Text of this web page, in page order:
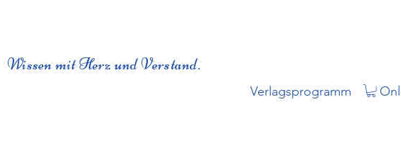
Wissen mit Herz und Verstand.
Verlagsprogramm